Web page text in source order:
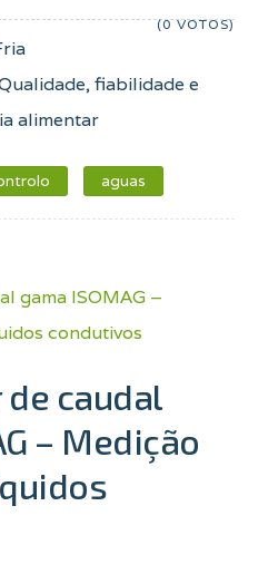
(0 VOTOS)
fiabilidade e
alimentar
aguas
caudal
– Medição